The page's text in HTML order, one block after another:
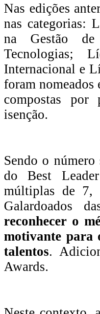
Nas edições
nas categorias:
na Gestão
Tecnologias;
Internacional e
foram nomeados
compostas por
isenção.
Sendo o número
do Best
múltiplas de 7,
Galardoados
reconhecer o
motivante para
talentos.
Awards.